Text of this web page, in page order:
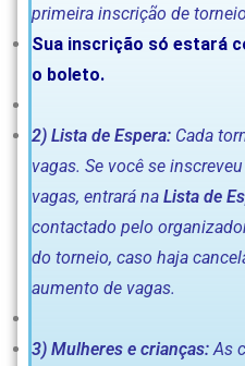
primeira inscrição de
Sua inscrição só estará
o boleto.
2) Lista de Espera: Cada
vagas. Se você se
vagas, entrará na Lista de
contactado pelo
do torneio, caso haja
aumento de vagas.
3) Mulheres e crianças: As